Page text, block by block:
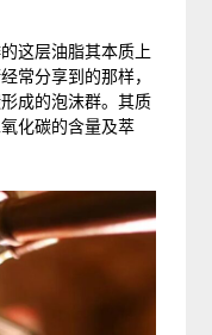
这层油脂其本质上
常分享到的那样，
成的泡沫群。其质
化碳的含量及萃